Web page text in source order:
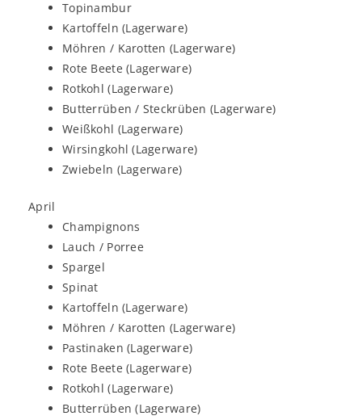
Topinambur
Kartoffeln (Lagerware)
Möhren / Karotten (Lagerware)
Rote Beete (Lagerware)
Rotkohl (Lagerware)
Butterrüben / Steckrüben (Lagerware)
Weißkohl (Lagerware)
Wirsingkohl (Lagerware)
Zwiebeln (Lagerware)
April
Champignons
Lauch / Porree
Spargel
Spinat
Kartoffeln (Lagerware)
Möhren / Karotten (Lagerware)
Pastinaken (Lagerware)
Rote Beete (Lagerware)
Rotkohl (Lagerware)
Butterrüben (Lagerware)